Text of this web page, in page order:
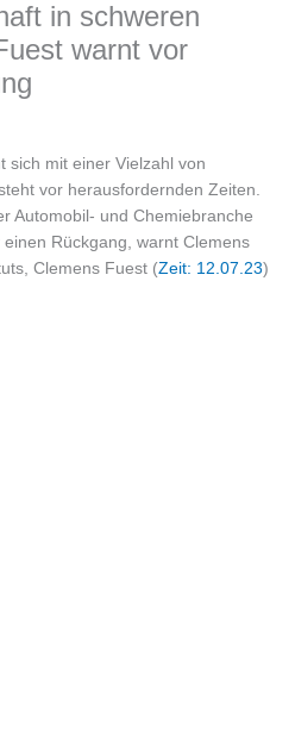
in schweren
warnt vor
sich mit einer Vielzahl von
vor herausfordernden Zeiten.
Automobil- und Chemiebranche
Rückgang, warnt Clemens
Clemens Fuest (Zeit: 12.07.23)